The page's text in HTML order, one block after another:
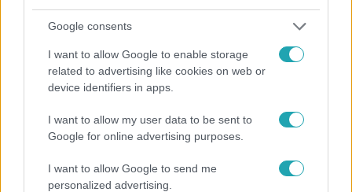
Google consents
I want to allow Google to enable storage
related to advertising like cookies on web or
device identifiers in apps.
I want to allow my user data to be sent to
Google for online advertising purposes.
I want to allow Google to send me
personalized advertising.
Népszerű